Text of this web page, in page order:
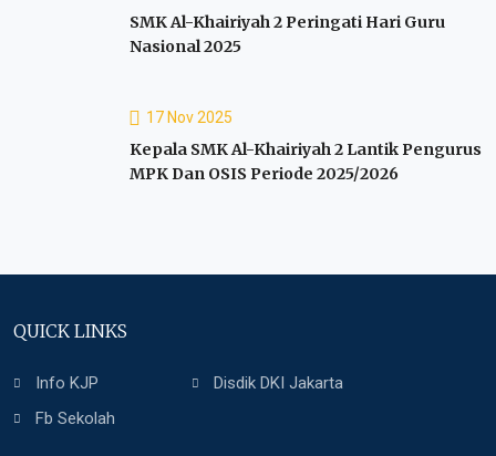
SMK Al-Khairiyah 2 Peringati Hari Guru
Nasional 2025
17 Nov 2025
Kepala SMK Al-Khairiyah 2 Lantik Pengurus
MPK Dan OSIS Periode 2025/2026
QUICK LINKS
Info KJP
Disdik DKI Jakarta
Fb Sekolah